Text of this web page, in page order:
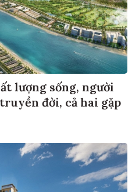
lượng sống, người
đời, cả hai gặp